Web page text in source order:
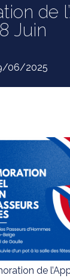
de
Juin
06/2025
de